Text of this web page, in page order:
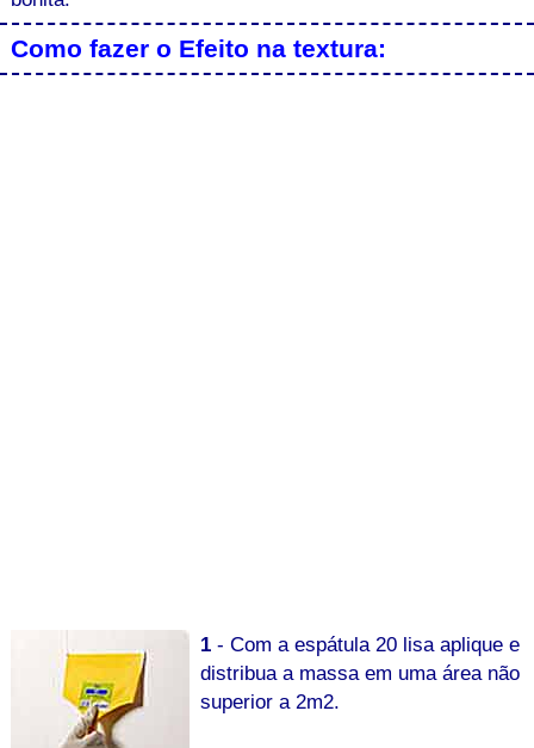
Como fazer o Efeito na textura:
1- Com a espátula 20 lisa aplique e
distribua a massa em uma área não
superior a 2m2.